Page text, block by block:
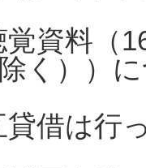
覚資料（
く））
貸借は行